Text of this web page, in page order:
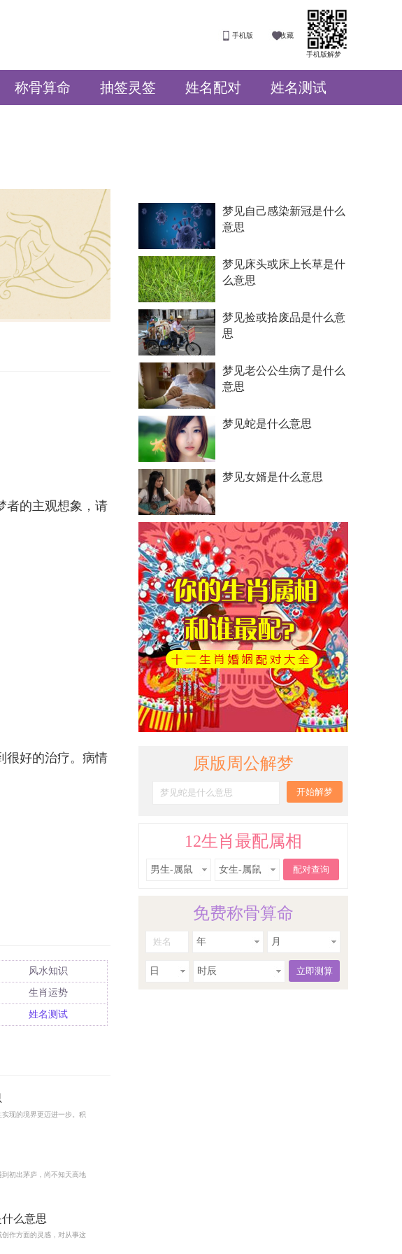
手机版解梦
手机版 收藏
称骨算命 抽签灵签 姓名配对 姓名测试
者的主观想象，请
很好的治疗。病情
风水知识
生肖运势
姓名测试
现的境界更迈进一步。积
初出茅庐，尚不知天高地
么意思
作方面的灵感，对从事这
梦见自己感染新冠是什么
意思
梦见床头或床上长草是什
么意思
梦见捡或拾废品是什么意
思
梦见老公公生病了是什么
意思
梦见蛇是什么意思
梦见女婿是什么意思
原版周公解梦
12生肖最配属相
男生-属鼠 女生-属鼠
免费称骨算命
年 月
日 时辰